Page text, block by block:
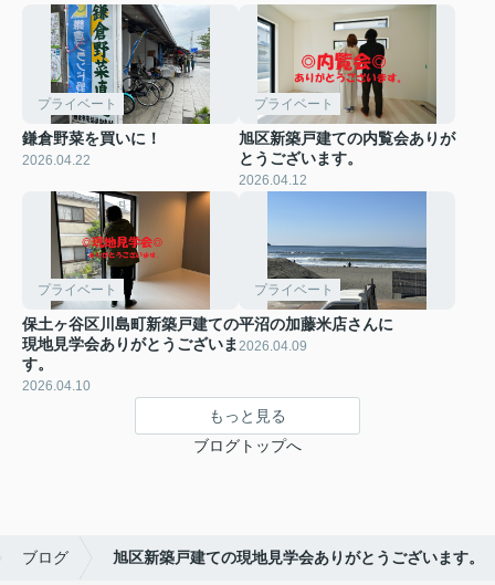
プライベート
鎌倉野菜を買いに！
2026.04.22
プライベート
旭区新築戸建ての内覧会ありが
とうございます。
2026.04.12
プライベート
保土ヶ谷区川島町新築戸建ての
現地見学会ありがとうございま
す。
2026.04.10
プライベート
平沼の加藤米店さんに
2026.04.09
もっと見る
ブログトップへ
ブログ 旭区新築戸建ての現地見学会ありがとうございます。